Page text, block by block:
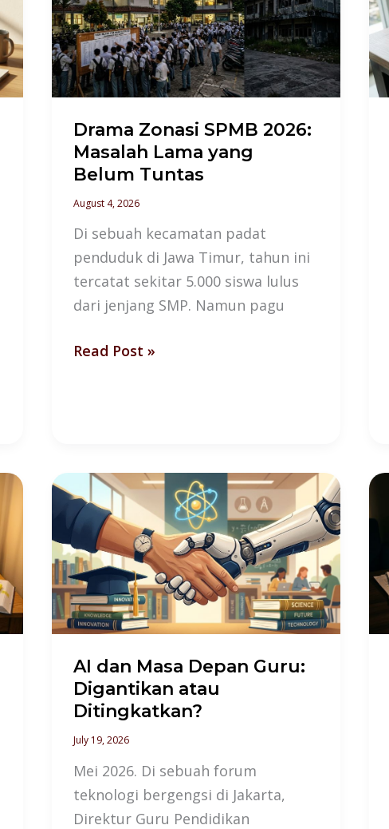
Drama Zonasi SPMB 2026:
Masalah Lama yang
Belum Tuntas
August 4, 2026
Di sebuah kecamatan padat
penduduk di Jawa Timur, tahun ini
tercatat sekitar 5.000 siswa lulus
dari jenjang SMP. Namun pagu
2026:
Masalah
Lama
yang
Tuntas
Read Post »
AI dan Masa Depan Guru:
Digantikan atau
Ditingkatkan?
July 19, 2026
Mei 2026. Di sebuah forum
teknologi bergengsi di Jakarta,
Direktur Guru Pendidikan
dan
Masa
Depan
Guru:
Digantikan
atau